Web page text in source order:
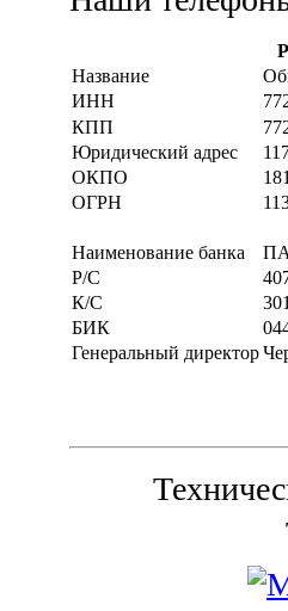
Название
ИНН
КПП
Юридический адрес
ОКПО
ОГРН
Наименование банка
Р/С
К/С
БИК
Генеральный директор